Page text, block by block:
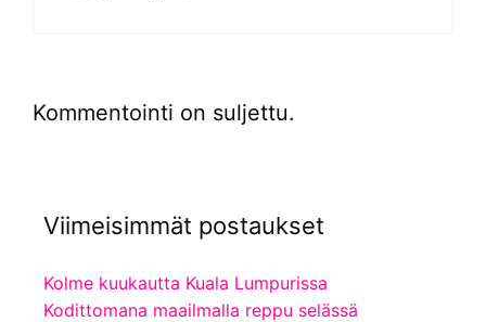
Kommentointi on suljettu.
Viimeisimmät postaukset
Kolme kuukautta Kuala Lumpurissa
Kodittomana maailmalla reppu selässä